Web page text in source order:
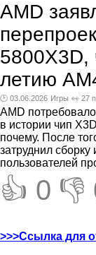
AMD
5800X3D,
летию
🕑 03.06.2026 Игры 👀 27
AMD
в истории чип
почему. После
затруднил
пользователей
👍 0 👎
>>>Ссылка для